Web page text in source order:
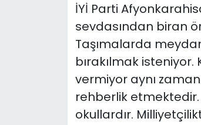
İYİ Parti
sevdasından biran
Taşımalarda
bırakılmak
vermiyor aynı
rehberlik etmektedir.
okullardır.